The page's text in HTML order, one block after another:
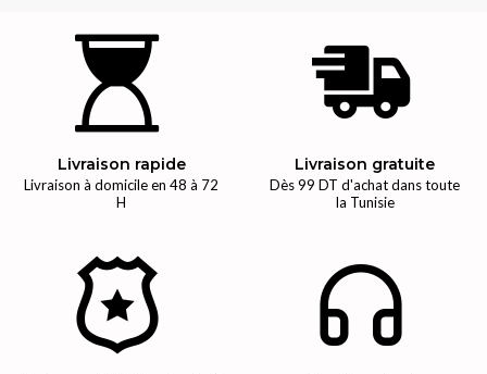
Livraison rapide
Livraison à domicile en 48 à 72
H
Livraison gratuite
Dès 99 DT d'achat dans toute
la Tunisie